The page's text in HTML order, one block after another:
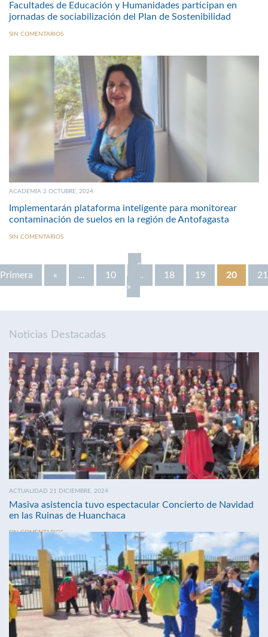
Facultades de Educación y Humanidades participan en
jornadas de sociabilización del Plan de Sostenibilidad
SIN COMENTARIOS
ACADEMIA 2 OCTUBRE, 2024
Implementarán plataforma inteligente para monitorear
contaminación de suelos en la región de Antofagasta
SIN COMENTARIOS
«
Primera
« ... 10 ... 18 19 20
21
»
Noticias Destacadas
ACTUALIDAD 21 DICIEMBRE, 2024
Masiva asistencia tuvo espectacular Concierto de Navidad
en las Ruinas de Huanchaca
SIN COMENTARIOS